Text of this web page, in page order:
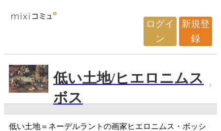
ログイ
ン
新規登
録
低い土地/ヒエロニムス
ボス
低い土地＝ネーデルラントの画家ヒエロニムス・ボッシ